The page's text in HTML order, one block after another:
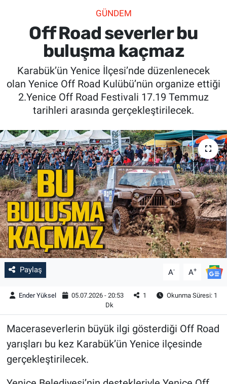
GÜNDEM
Off Road severler bu
buluşma kaçmaz
Karabük’ün Yenice İlçesi’nde düzenlenecek
olan Yenice Off Road Kulübü’nün organize ettiği
2.Yenice Off Road Festivali 17.19 Temmuz
tarihleri arasında gerçekleştirilecek.
Paylaş A- A+
Ender Yüksel 05.07.2026 - 20:53 1
Okunma Süresi: 1
Dk
Maceraseverlerin büyük ilgi gösterdiği Off Road
yarışları bu kez Karabük’ün Yenice ilçesinde
gerçekleştirilecek.
SPOR
SAĞLIK